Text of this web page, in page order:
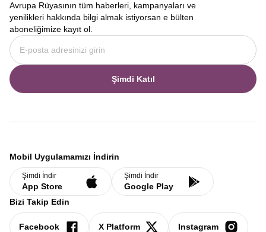
Avrupa Rüyasının tüm haberleri, kampanyaları ve
yenilikleri hakkında bilgi almak istiyorsan e bülten
aboneliğimize kayıt ol.
Şimdi Katıl
Mobil Uygulamamızı İndirin
Şimdi İndir
App Store
Şimdi İndir
Google Play
Bizi Takip Edin
Facebook X Platform Instagram